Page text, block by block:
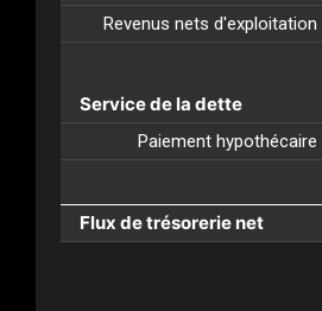
Revenus nets d'exploitation
Service de la dette
Paiement hypothécaire
Flux de trésorerie net